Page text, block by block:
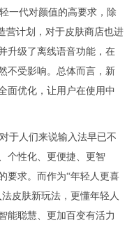
一代对颜值的高要求，除
营计划，对于皮肤商店也进
升级了离线语音功能，在
不受影响。总体而言，新
面优化，让用户在使用中
于人们来说输入法早已不
个性化、更便捷、更智
求。而作为“年轻人更喜
皮肤新玩法，更懂年轻人
能聪慧、更加百变有活力